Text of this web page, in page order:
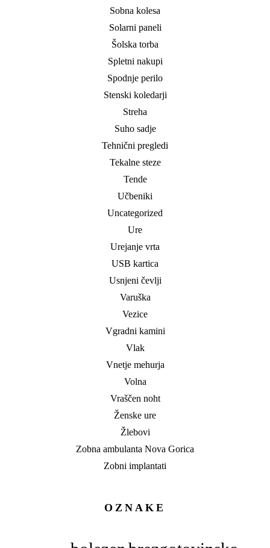
Sobna kolesa
Solarni paneli
Šolska torba
Spletni nakupi
Spodnje perilo
Stenski koledarji
Streha
Suho sadje
Tehnični pregledi
Tekalne steze
Tende
Učbeniki
Uncategorized
Ure
Urejanje vrta
USB kartica
Usnjeni čevlji
Varuška
Vezice
Vgradni kamini
Vlak
Vnetje mehurja
Volna
Vraščen noht
Ženske ure
Žlebovi
Zobna ambulanta Nova Gorica
Zobni implantati
OZNAKE